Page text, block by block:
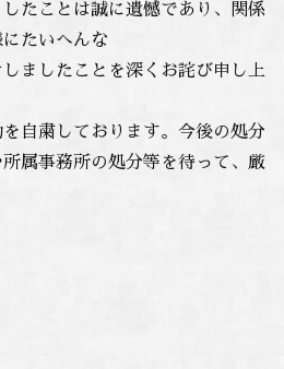
たことは誠に遺憾であり、関係
たいへんな
ましたことを深くお詫び申し上
自粛しております。今後の処分
属事務所の処分等を待って、厳